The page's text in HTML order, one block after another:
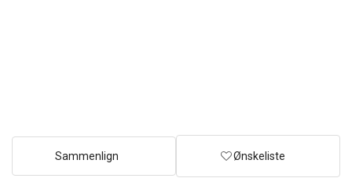
Sammenlign Ønskeliste